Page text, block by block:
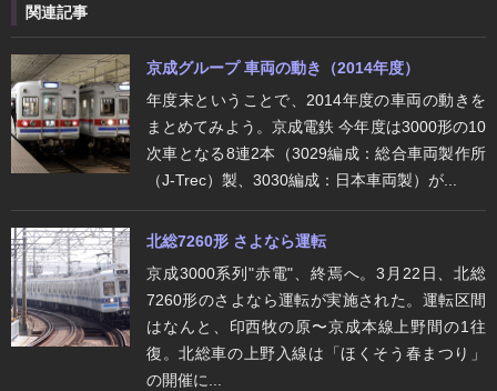
関連記事
京成グループ 車両の動き（2014年度）
年度末ということで、2014年度の車両の動きを
まとめてみよう。京成電鉄 今年度は3000形の10
次車となる8連2本（3029編成：総合車両製作所
（J-Trec）製、3030編成：日本車両製）が...
北総7260形 さよなら運転
京成3000系列"赤電"、終焉へ。3月22日、北総
7260形のさよなら運転が実施された。運転区間
はなんと、印西牧の原〜京成本線上野間の1往
復。北総車の上野入線は「ほくそう春まつり」
の開催に...